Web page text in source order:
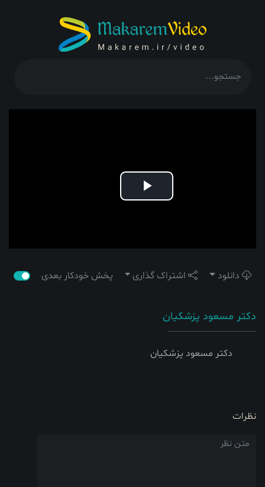
Play
دانلود اشتراک گذاری پخش خودکار بعدی
دکتر مسعود پزشکیان
دکتر مسعود پزشکیان
نظرات